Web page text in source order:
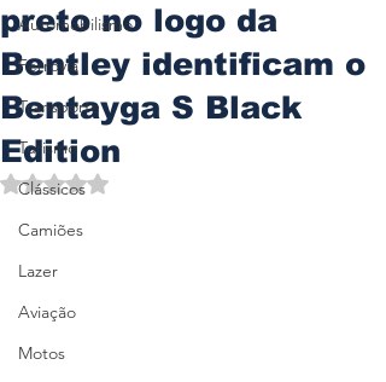
Automobilismo
Ferrovia
Transporte
Turismo
Clássicos
Camiões
Lazer
Aviação
Motos
preto no logo da
Bentley identificam o
Bentayga S Black
Edition
Avaliado com NaN de 5 estrelas.